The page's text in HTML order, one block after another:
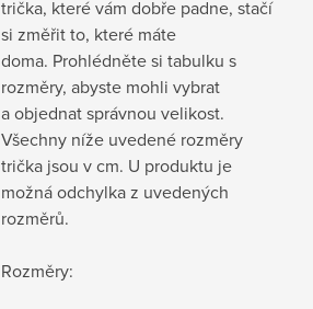
trička, které vám dobře padne, stačí
si změřit to, které máte
doma. Prohlédněte si tabulku s
rozměry, abyste mohli vybrat
a objednat správnou velikost.
Všechny níže uvedené rozměry
trička jsou v cm. U produktu je
možná odchylka z uvedených
rozměrů.
Rozměry: